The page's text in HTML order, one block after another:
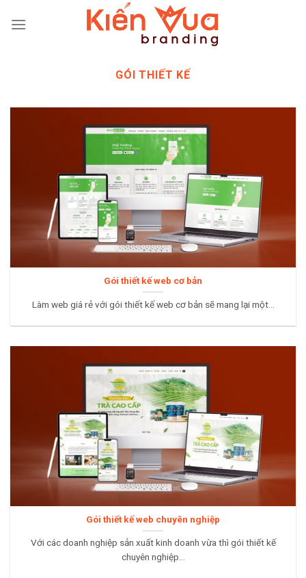
GÓI THIẾT KẾ
Gói thiết kế web cơ bản
Làm web giá rẻ với gói thiết kế web cơ bản sẽ mang lại một...
Gói thiết kế web chuyên nghiệp
Với các doanh nghiệp sản xuất kinh doanh vừa thì gói thiết kế
chuyên nghiệp...